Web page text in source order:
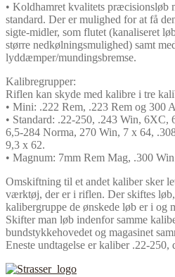
• Koldhamret kvalitets præcisionsløb
standard. Der er mulighed for at få
sigte-midler, som flutet (kanaliseret
større nedkølningsmulighed) samt
lyddæmper/mundingsbremse.
Kalibregrupper:
Riflen kan skyde med kalibre i tre
• Mini: .222 Rem, .223 Rem og 300
• Standard: .22-250, .243 Win, 6XC,
6,5-284 Norma, 270 Win, 7 x 64,
9,3 x 62.
• Magnum: 7mm Rem Mag, .300
Omskiftning til et andet kaliber sker
værktøj, der er i riflen. Der skiftes
kalibergruppe de ønskede løb er i og
Skifter man løb indenfor samme
bundstykkehovedet og magasinet
Eneste undtagelse er kaliber .22-250,